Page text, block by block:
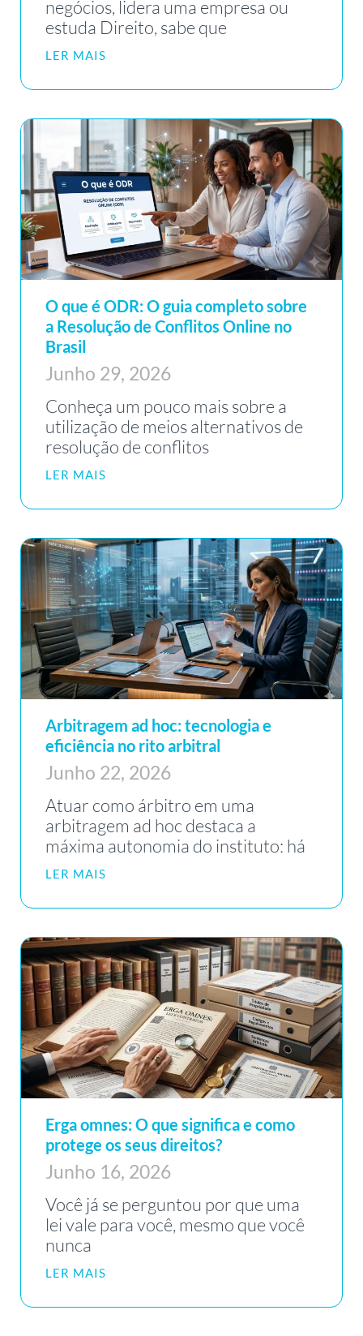
negócios, lidera uma empresa ou
estuda Direito, sabe que
LER MAIS
O que é ODR: O guia completo sobre
a Resolução de Conflitos Online no
Brasil
Junho 29, 2026
Conheça um pouco mais sobre a
utilização de meios alternativos de
resolução de conflitos
LER MAIS
Arbitragem ad hoc: tecnologia e
eficiência no rito arbitral
Junho 22, 2026
Atuar como árbitro em uma
arbitragem ad hoc destaca a
máxima autonomia do instituto: há
LER MAIS
Erga omnes: O que significa e como
protege os seus direitos?
Junho 16, 2026
Você já se perguntou por que uma
lei vale para você, mesmo que você
nunca
LER MAIS